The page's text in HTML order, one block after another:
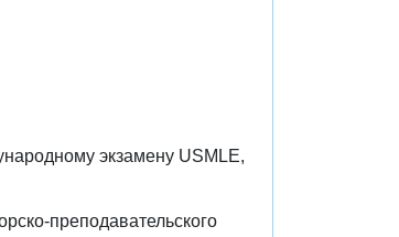
экзамену USMLE,
преподавательского